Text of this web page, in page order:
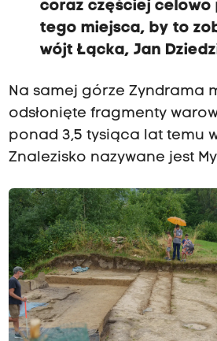
coraz częściej celowo
tego miejsca, by to
wójt Łącka, Jan
Na samej górze Zyndrama
odsłonięte fragmenty
ponad 3,5 tysiąca lat temu
Znalezisko nazywane jest